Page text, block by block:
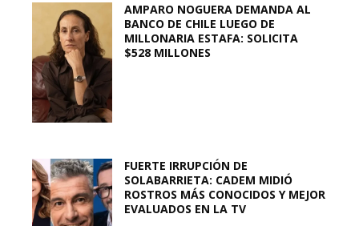
AMPARO NOGUERA DEMANDA AL
BANCO DE CHILE LUEGO DE
MILLONARIA ESTAFA: SOLICITA
$528 MILLONES
FUERTE IRRUPCIÓN DE
SOLABARRIETA: CADEM MIDIÓ
ROSTROS MÁS CONOCIDOS Y MEJOR
EVALUADOS EN LA TV